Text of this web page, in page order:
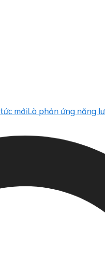
Lò phản ứng năng lượng